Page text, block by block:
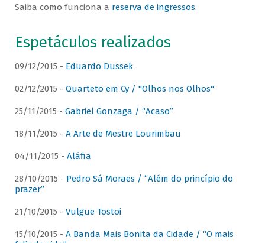
Saiba como funciona a reserva de ingressos.
Espetáculos realizados
09/12/2015 - Eduardo Dussek
02/12/2015 - Quarteto em Cy / "Olhos nos Olhos"
25/11/2015 - Gabriel Gonzaga / “Acaso”
18/11/2015 - A Arte de Mestre Lourimbau
04/11/2015 - Aláfia
28/10/2015 - Pedro Sá Moraes / “Além do princípio do
prazer”
21/10/2015 - Vulgue Tostoi
15/10/2015 - A Banda Mais Bonita da Cidade / “O mais